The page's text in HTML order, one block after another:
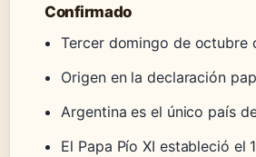
Confirmado
Tercer domingo de octubre
Origen en la declaración
Argentina es el único país
El Papa Pío XI estableció el